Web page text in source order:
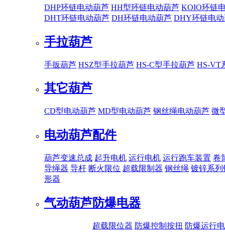
DHP环链电动葫芦 HH型环链电动葫芦 KOIO环链
DHT环链电动葫芦 DH环链电动葫芦 DHY环链电
手拉葫芦
手扳葫芦 HSZ型手拉葫芦 HS-C型手拉葫芦 HS-VT
其它葫芦
CD型电动葫芦 MD型电动葫芦 钢丝绳电动葫芦 微
电动葫芦配件
葫芦变速总成 起升电机 运行电机 运行跑车装置 卷
导绳器 导杆 断火限位 超载限制器 钢丝绳 镀锌系列
形器
气动葫芦防爆电器
超载限位器 防爆控制按扭 防爆运行